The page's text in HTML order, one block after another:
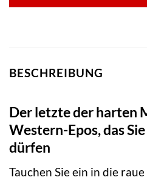
BESCHREIBUNG
Der letzte der harten
Western-Epos, das
dürfen
Tauchen Sie ein in die